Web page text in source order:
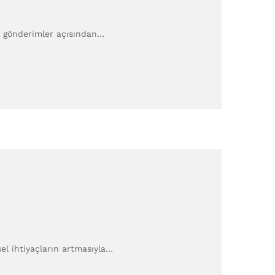
açısından…
ihtiyaçların artmasıyla…